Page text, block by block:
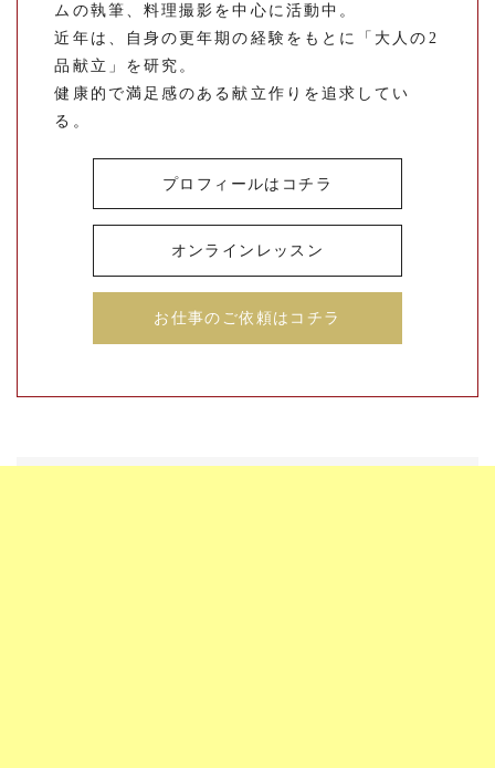
ムの執筆、料理撮影を中心に活動中。
近年は、自身の更年期の経験をもとに「大人の2
品献立」を研究。
健康的で満足感のある献立作りを追求してい
る。
プロフィールはコチラ
オンラインレッスン
お仕事のご依頼はコチラ